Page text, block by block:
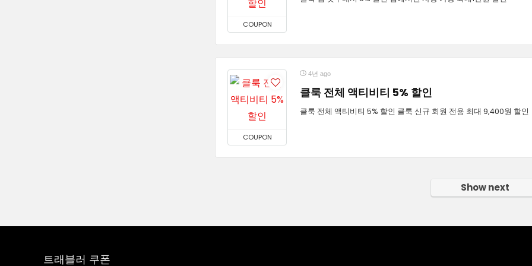
COUPON
COUPON
4년 ago
클룩 전체 액티비티 5% 할인
클룩 전체 액티비티 5% 할인 클룩 신규 회원 전용 최대 9,400원 할인
Show next
트래블러 쿠폰